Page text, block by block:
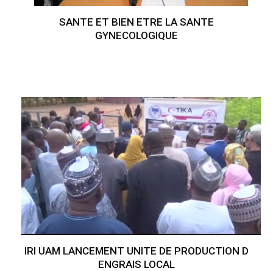
SANTE ET BIEN ETRE LA SANTE
GYNECOLOGIQUE
IRI UAM LANCEMENT UNITE DE PRODUCTION D
ENGRAIS LOCAL